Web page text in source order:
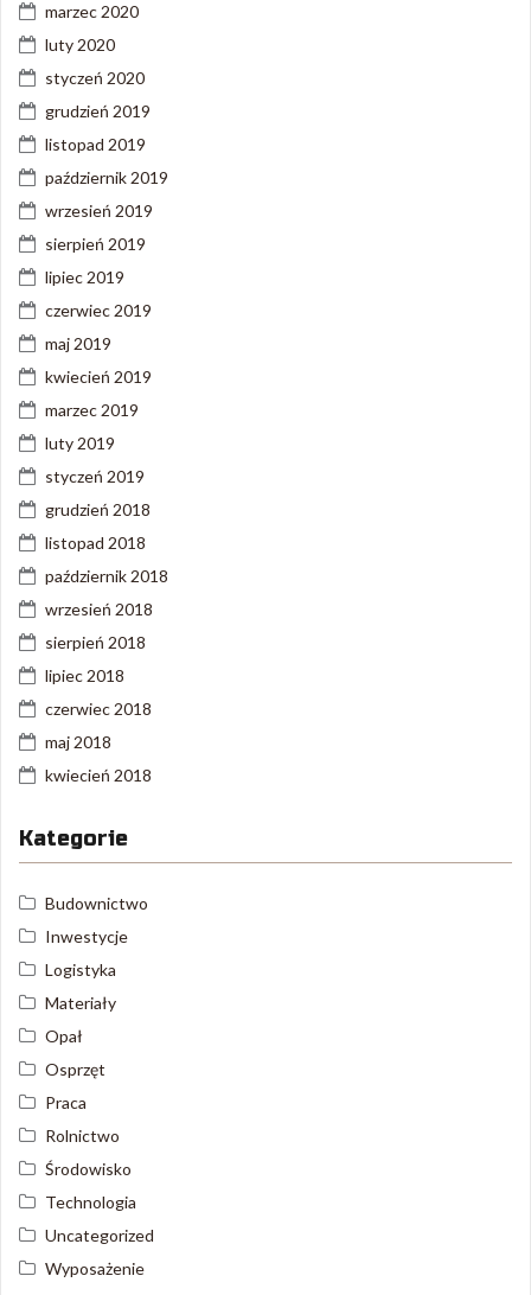
marzec 2020
luty 2020
styczeń 2020
grudzień 2019
listopad 2019
październik 2019
wrzesień 2019
sierpień 2019
lipiec 2019
czerwiec 2019
maj 2019
kwiecień 2019
marzec 2019
luty 2019
styczeń 2019
grudzień 2018
listopad 2018
październik 2018
wrzesień 2018
sierpień 2018
lipiec 2018
czerwiec 2018
maj 2018
kwiecień 2018
Kategorie
Budownictwo
Inwestycje
Logistyka
Materiały
Opał
Osprzęt
Praca
Rolnictwo
Środowisko
Technologia
Uncategorized
Wyposażenie